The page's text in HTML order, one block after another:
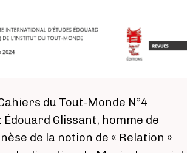
du Tout-Monde N°4
Glissant, homme de
de la notion de « Relation »